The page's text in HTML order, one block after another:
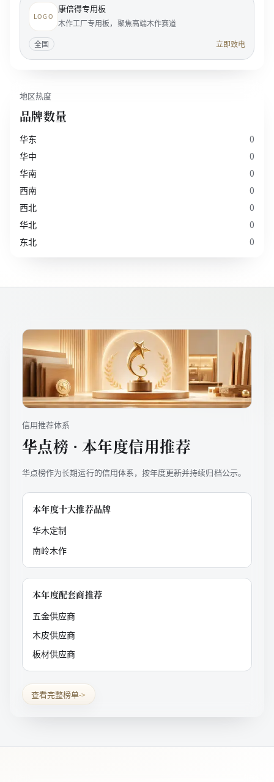
LOGO
康倍得专用板
木作工厂专用板，聚焦高端木作赛道
全国
立即致电
地区热度
品牌数量
华东
0
华中
0
华南
0
西南
0
西北
0
华北
0
东北
0
信用推荐体系
华点榜 · 本年度信用推荐
华点榜作为长期运行的信用体系，按年度更新并持续归档公示。
本年度十大推荐品牌
华木定制
南岭木作
本年度配套商推荐
五金供应商
木皮供应商
板材供应商
查看完整榜单->